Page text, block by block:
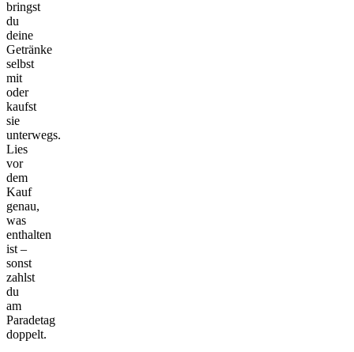
bringst
du
deine
Getränke
selbst
mit
oder
kaufst
sie
unterwegs.
Lies
vor
dem
Kauf
genau,
was
enthalten
ist –
sonst
zahlst
du
am
Paradetag
doppelt.